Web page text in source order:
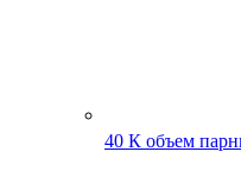
40 К объем